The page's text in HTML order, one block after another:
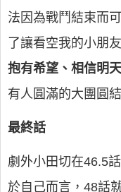
法因為戰鬥結束而
了讓看空我的小朋
抱有希望、相信明天
有人圓滿的大團圓
最終話
劇外小田切在46.5
於自己而言，48話